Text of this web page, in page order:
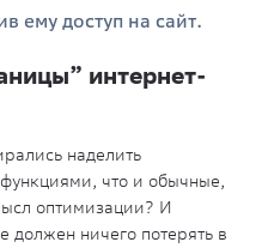
ему доступ на сайт.
интернет-
наделить
что и обычные,
оптимизации? И
должен ничего потерять в